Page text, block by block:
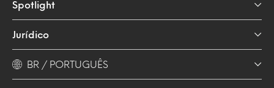
Spotlight
Jurídico
BR / PORTUGUÊS